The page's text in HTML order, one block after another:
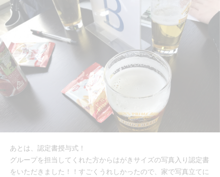
あとは、認定書授与式！
グループを担当してくれた方からはがきサイズの写真入り認定書
をいただきました！！すごくうれしかったので、家で写真立てに